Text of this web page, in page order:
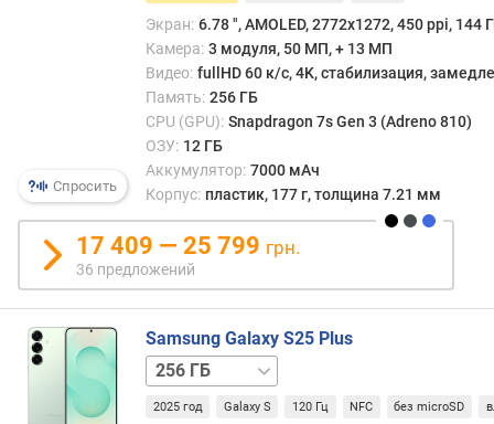
о
т
а
п
Спросить
Экран: 6.78 ", AMOLED, 2772x1272, 450 ppi, 144
Камера: 3 модуля, 50 МП, + 13 МП
Видео: fullHD 60 к/с, 4K, стабилизация,
Память: 256 ГБ
CPU (GPU): Snapdragon 7s Gen 3 (Adreno 810)
ОЗУ: 12 ГБ
Аккумулятор: 7000 мАч
Корпус: пластик, 177 г, толщина 7.21 мм
17 409 — 25 799 грн.
36 предложений
Samsung Galaxy S25 Plus
512 ГБ
2025 год Galaxy S 120 Гц NFC без microSD